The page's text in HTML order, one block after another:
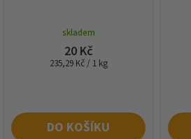
skladem
20 Kč
Měrná
235,29 Kč / 1 kg
DO KOŠÍKU